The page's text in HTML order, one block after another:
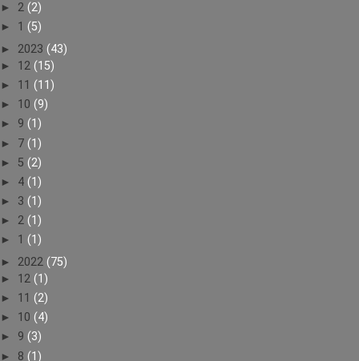
► 2 (2)
► 1 (5)
► 2023 (43)
► 12 (15)
► 11 (11)
► 10 (9)
► 9 (1)
► 7 (1)
► 5 (2)
► 4 (1)
► 3 (1)
► 2 (1)
► 1 (1)
► 2022 (75)
► 12 (1)
► 11 (2)
► 10 (4)
► 9 (3)
► 8 (1)